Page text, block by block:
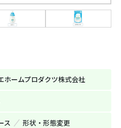
ホームプロダクツ株式会社
ス 形状‧形態変更